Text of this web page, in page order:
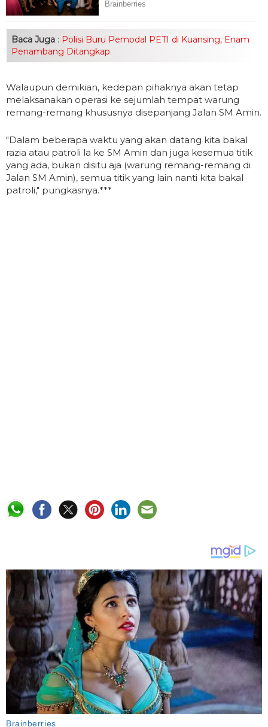
Baca Juga : Polisi Buru Pemodal PETI di Kuansing, Enam
Penambang Ditangkap
Walaupun demikian, kedepan pihaknya akan tetap
melaksanakan operasi ke sejumlah tempat warung
remang-remang khususnya disepanjang Jalan SM Amin.
"Dalam beberapa waktu yang akan datang kita bakal
razia atau patroli la ke SM Amin dan juga kesemua titik
yang ada, bukan disitu aja (warung remang-remang di
Jalan SM Amin), semua titik yang lain nanti kita bakal
patroli," pungkasnya.***